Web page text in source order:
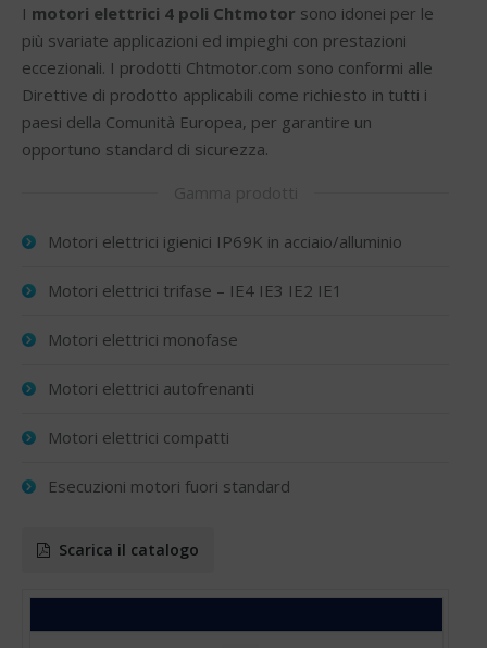
I motori elettrici 4 poli Chtmotor sono idonei per le
più svariate applicazioni ed impieghi con prestazioni
eccezionali. I prodotti Chtmotor.com sono conformi alle
Direttive di prodotto applicabili come richiesto in tutti i
paesi della Comunità Europea, per garantire un
opportuno standard di sicurezza.
Motori elettrici igienici IP69K in acciaio/alluminio
Motori elettrici trifase – IE4 IE3 IE2 IE1
Motori elettrici monofase
Motori elettrici autofrenanti
Motori elettrici compatti
Esecuzioni motori fuori standard
Scarica il catalogo